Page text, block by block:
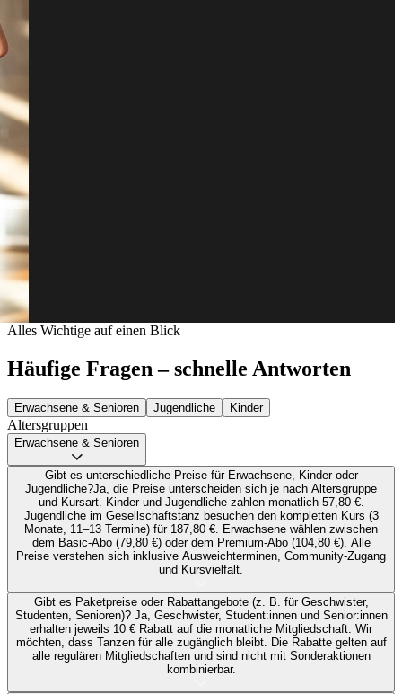
Alles Wichtige auf einen Blick
Häufige Fragen – schnelle Antworten
Erwachsene & Senioren Jugendliche Kinder
Altersgruppen
Erwachsene & Senioren
Gibt es unterschiedliche Preise für Erwachsene, Kinder oder
Jugendliche?Ja, die Preise unterscheiden sich je nach Altersgruppe
und Kursart. Kinder und Jugendliche zahlen monatlich 57,80 €.
Jugendliche im Gesellschaftstanz besuchen den kompletten Kurs (3
Monate, 11–13 Termine) für 187,80 €. Erwachsene wählen zwischen
dem Basic-Abo (79,80 €) oder dem Premium-Abo (104,80 €). Alle
Preise verstehen sich inklusive Ausweichterminen, Community-Zugang
und Kursvielfalt.
Gibt es Paketpreise oder Rabattangebote (z. B. für Geschwister,
Studenten, Senioren)? Ja, Geschwister, Student:innen und Senior:innen
erhalten jeweils 10 € Rabatt auf die monatliche Mitgliedschaft. Wir
möchten, dass Tanzen für alle zugänglich bleibt. Die Rabatte gelten auf
alle regulären Mitgliedschaften und sind nicht mit Sonderaktionen
kombinierbar.